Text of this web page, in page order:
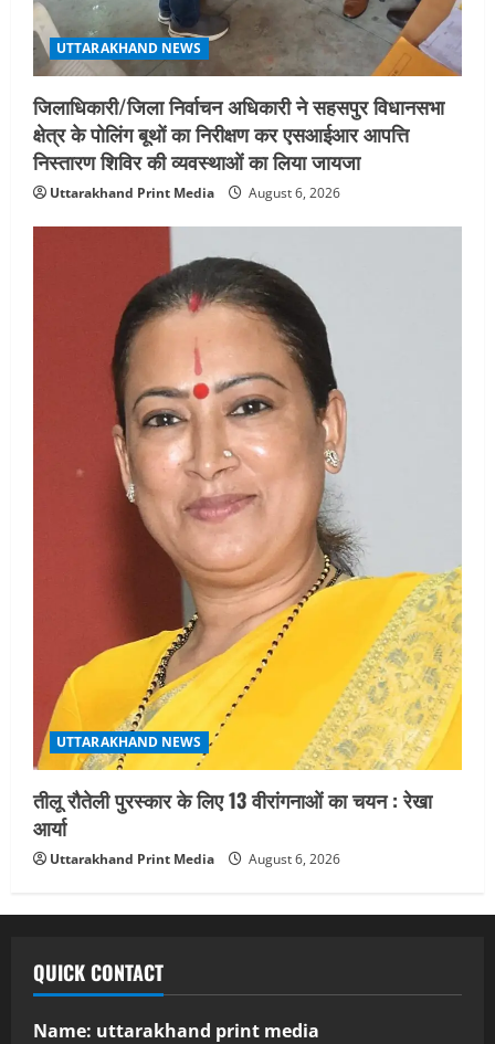
UTTARAKHAND NEWS
जिलाधिकारी/जिला निर्वाचन अधिकारी ने सहसपुर विधानसभा
क्षेत्र के पोलिंग बूथों का निरीक्षण कर एसआईआर आपत्ति
निस्तारण शिविर की व्यवस्थाओं का लिया जायजा
Uttarakhand Print Media August 6, 2026
UTTARAKHAND NEWS
तीलू रौतेली पुरस्कार के लिए 13 वीरांगनाओं का चयन : रेखा
आर्या
Uttarakhand Print Media August 6, 2026
QUICK CONTACT
Name: uttarakhand print media